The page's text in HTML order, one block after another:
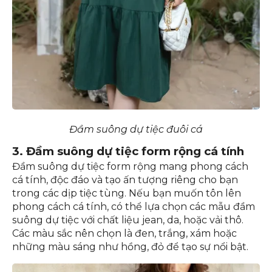
Đầm suông dự tiệc đuôi cá
3. Đầm suông dự tiệc form rộng cá tính
Đầm suông dự tiệc form rộng mang phong cách
cá tính, độc đáo và tạo ấn tượng riêng cho bạn
trong các dịp tiệc tùng. Nếu bạn muốn tôn lên
phong cách cá tính, có thể lựa chọn các mẫu đầm
suông dự tiệc với chất liệu jean, da, hoặc vải thô.
Các màu sắc nên chọn là đen, trắng, xám hoặc
những màu sáng như hồng, đỏ để tạo sự nổi bật.